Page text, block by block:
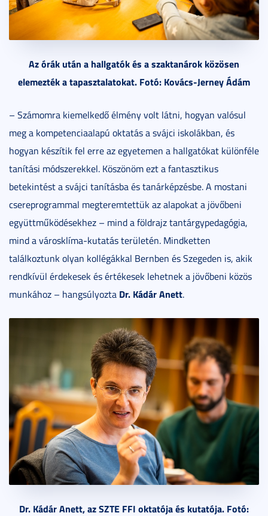
Az órák után a hallgatók és a szaktanárok közösen
elemezték a tapasztalatokat. Fotó: Kovács-Jerney Ádám
– Számomra kiemelkedő élmény volt látni, hogyan valósul
meg a kompetenciaalapú oktatás a svájci iskolákban, és
hogyan készítik fel erre az egyetemen a hallgatókat különféle
tanítási módszerekkel. Köszönöm ezt a fantasztikus
betekintést a svájci tanításba és tanárképzésbe. A mostani
csereprogrammal megteremtettük az alapokat a jövőbeni
együttműködésekhez – mind a földrajz tantárgypedagógia,
mind a városklíma-kutatás területén. Mindketten
találkoztunk olyan kollégákkal Bernben és Szegeden is, akik
rendkívül érdekesek és értékesek lehetnek a jövőbeni közös
munkához – hangsúlyozta Dr. Kádár Anett.
Dr. Kádár Anett, az SZTE FFI oktatója és kutatója. Fotó: